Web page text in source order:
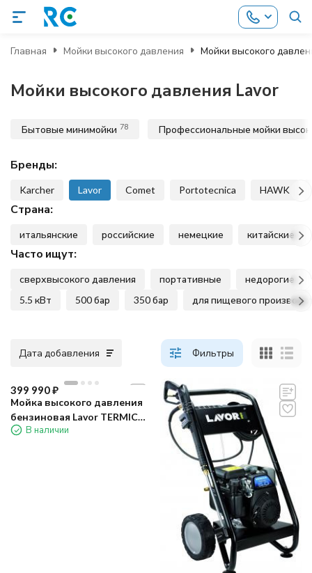
Главная Мойки высокого давления Мойки высокого
Мойки высокого давления Lavor
Бытовые минимойки 78 Профессиональные мойки
Бренды:
Karcher Lavor Comet Portotecnica HAWK
Страна:
итальянские российские немецкие китайские
Часто ищут:
сверхвысокого давления портативные
недорогие
5.5 кВт
500 бар 350 бар для пищевого
Дата добавления Фильтры
399 990₽
Мойка высокого давления
бензиновая Lavor TERMIC
13HВ наличии